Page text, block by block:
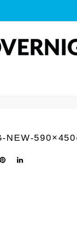
NEW-